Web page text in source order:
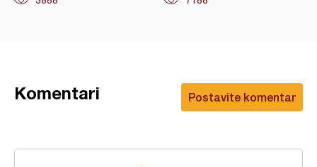
Postavite komentar
Komentari